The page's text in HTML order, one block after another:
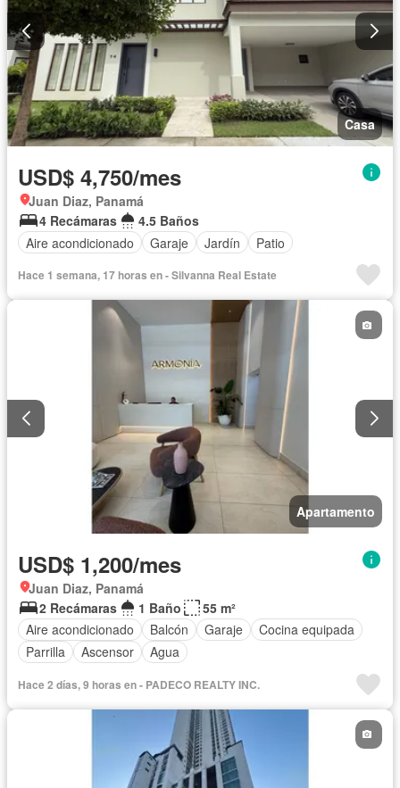
Casa
USD$ 4,750/mes
Juan Diaz, Panamá
4 Recámaras
4.5 Baños
Aire acondicionado
Garaje Jardín Patio
Hace 1 semana, 17 horas en - Silvanna Real Estate
Apartamento
USD$ 1,200/mes
Juan Diaz, Panamá
2 Recámaras
1 Baño
55 m²
Aire acondicionado
Balcón Garaje
Cocina equipada
Parrilla
Ascensor Agua
Hace 2 días, 9 horas en - PADECO REALTY INC.